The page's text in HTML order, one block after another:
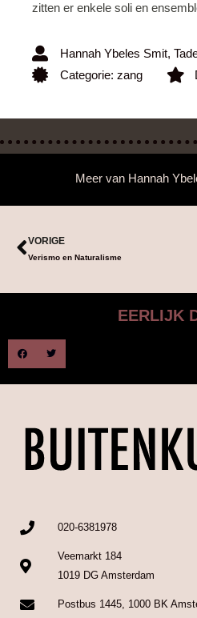
zitten er enkele soli en
Hannah Ybeles Smit,
Categorie: zang
Meer van Hannah
VORIGE
Verismo en Naturalisme
EERLIJK
020-6381978
Veemarkt 184
1019 DG Amsterdam
Postbus 1445, 1000 BK